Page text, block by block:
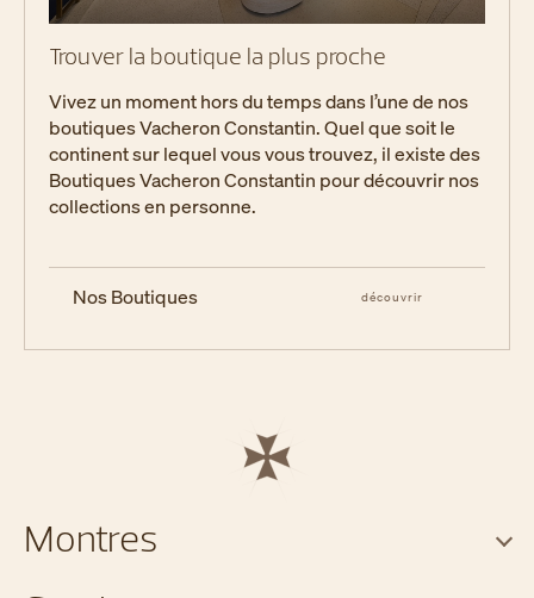
Trouver la boutique la plus proche
Vivez un moment hors du temps dans l’une de nos
boutiques Vacheron Constantin. Quel que soit le
continent sur lequel vous vous trouvez, il existe des
Boutiques Vacheron Constantin pour découvrir nos
collections en personne.
Nos Boutiques découvrir
Montres